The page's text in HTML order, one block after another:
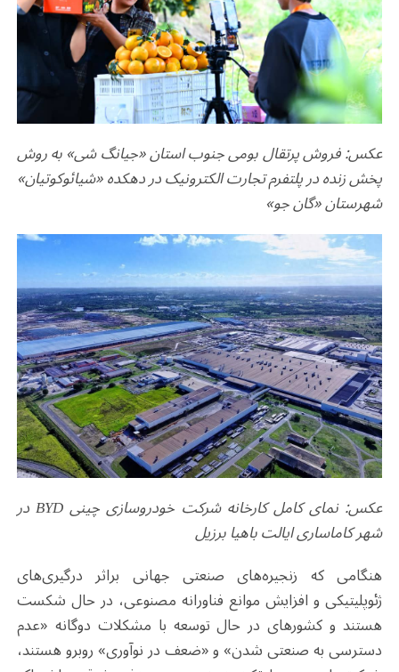
عکس: فروش پرتقال بومی جنوب استان «جیانگ شی» به روش
پخش زنده در پلتفرم تجارت الکترونیک در دهکده «شیائو‌کوتیان»
شهرستان «گان جو»
عکس: نمای کامل کارخانه شرکت خودروسازی چینیBYD در
شهر کاماساری ایالت باهیا برزیل
هنگامی که زنجیره‌های صنعتی جهانی براثر درگیری‌های
ژئوپلیتیکی و افزایش موانع فناورانه مصنوعی، در حال شکست
هستند و کشورهای در حال توسعه با مشکلات دوگانه «عدم
دسترسی به صنعتی شدن» و «ضعف در نوآوری» روبرو هستند،